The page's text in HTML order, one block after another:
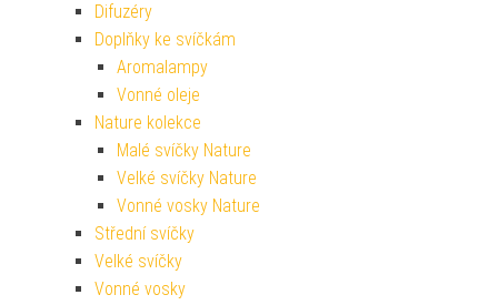
Difuzéry
Doplňky ke svíčkám
Aromalampy
Vonné oleje
Nature kolekce
Malé svíčky Nature
Velké svíčky Nature
Vonné vosky Nature
Střední svíčky
Velké svíčky
Vonné vosky